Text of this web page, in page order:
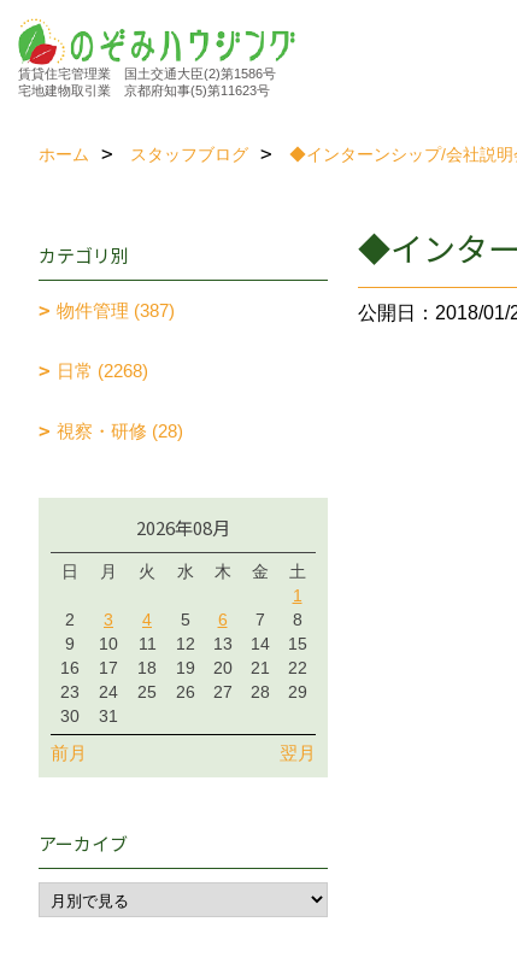
賃貸住宅管理業 国土交通大臣(2)第1586号
宅地建物取引業 京都府知事(5)第11623号
ホーム スタッフブログ ◆インターンシップ/会社説
◆インタ
公開日：2018/01/
カテゴリ別
物件管理 (387)
日常 (2268)
視察・研修 (28)
2026年08月
日 月 火 水 木 金
土
1
2
3 4 5 6 7
8
9
10 11 12 13 14
15
16
17 18 19 20 21
22
23
24 25 26 27 28
29
30
31
前月 翌月
アーカイブ